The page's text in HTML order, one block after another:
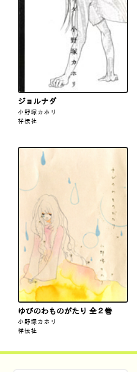
ジョルナダ
小野塚カホリ
祥伝社
ゆびのわものがたり 全２巻
小野塚カホリ
祥伝社